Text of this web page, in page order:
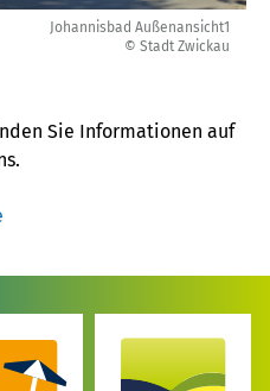
Johannisbad Außenansicht1
© Stadt Zwickau
Sie Informationen auf